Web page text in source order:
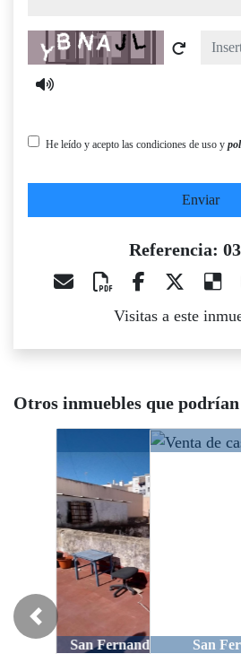
Captcha
He leído y acepto las condiciones de uso y
Enviar
Referencia:
Visitas a este
Otros inmuebles que
270.000 €
San Fernando /
Previous